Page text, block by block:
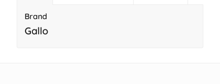
Brand
Gallo